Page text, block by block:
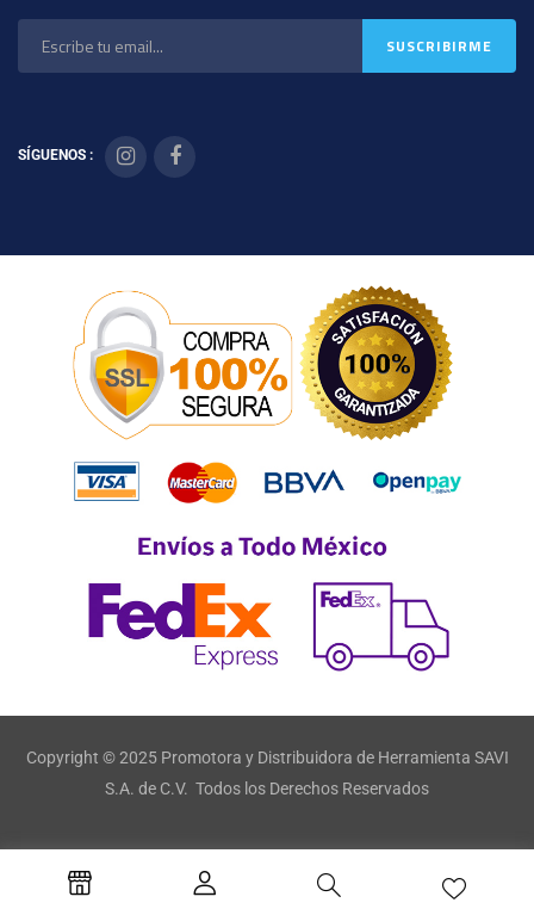
SÍGUENOS :
Copyright © 2025 Promotora y Distribuidora de Herramienta SAVI
S.A. de C.V. Todos los Derechos Reservados